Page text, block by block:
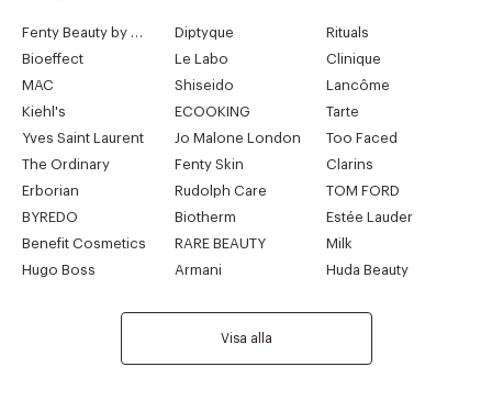
Diptyque
Rituals
Bioeffect
Le Labo
Clinique
MAC
Shiseido
Lancôme
Kiehl's
ECOOKING
Tarte
Yves Saint Laurent
Jo Malone London
Too Faced
The Ordinary
Fenty Skin
Clarins
Erborian
Rudolph Care
TOM FORD
BYREDO
Biotherm
Estée Lauder
Benefit Cosmetics
RARE BEAUTY
Milk
Hugo Boss
Armani Huda Beauty
Visa alla